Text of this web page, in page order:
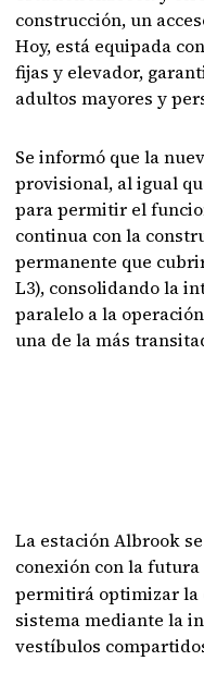
construcción, un
Hoy, está equipada
fijas y elevador,
adultos mayores y
Se informó que la
provisional, al igual
para permitir el
continua con la
permanente que
L3), consolidando la
paralelo a la
una de la más
La estación Albrook
conexión con la futura
permitirá optimizar la
sistema mediante la
vestíbulos